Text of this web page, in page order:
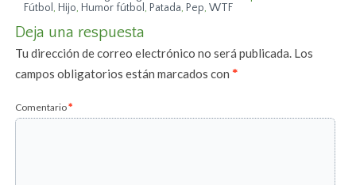
Fútbol, Hijo, Humor fútbol, Patada, Pep,WTF
Deja una respuesta
Tu dirección de correo electrónico no será publicada. Los
campos obligatorios están marcados con*
Comentario*